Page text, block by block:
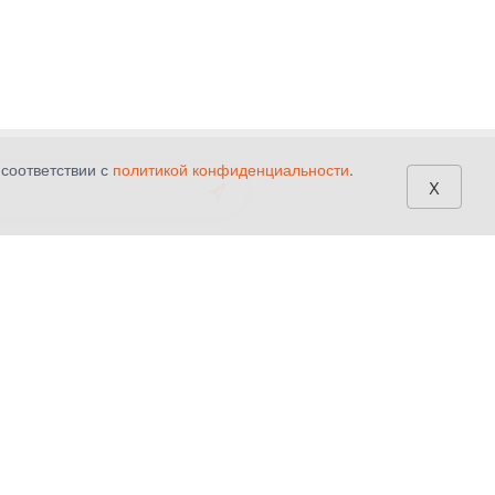
с политикой конфиденциальности.
x